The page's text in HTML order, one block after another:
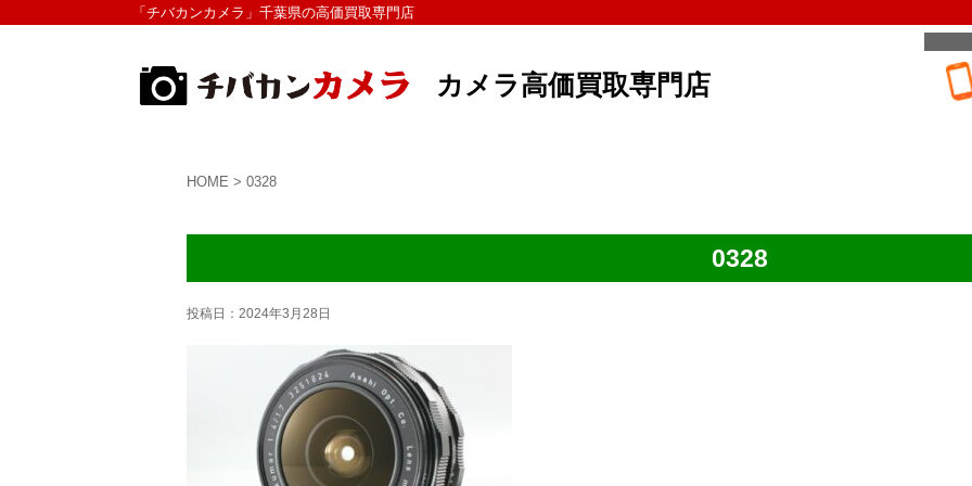
「チバカンカメラ」千葉県の高価買取専門店
カメラ高価買取専門店
HOME > 0328
0328
投稿日： 2024年3月28日